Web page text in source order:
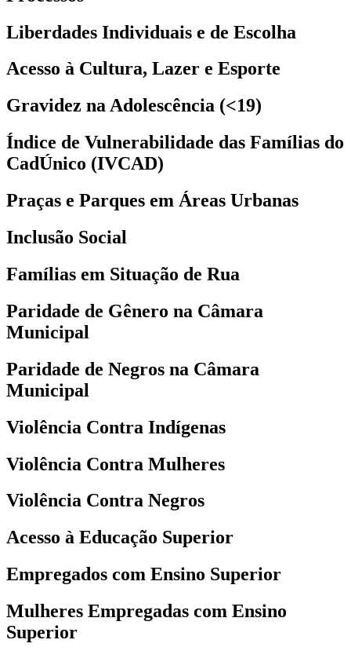
Liberdades Individuais e de Escolha
Acesso à Cultura, Lazer e Esporte
Gravidez na Adolescência (<19)
Índice de Vulnerabilidade das Famílias do
CadÚnico (IVCAD)
Praças e Parques em Áreas Urbanas
Inclusão Social
Famílias em Situação de Rua
Paridade de Gênero na Câmara
Municipal
Paridade de Negros na Câmara
Municipal
Violência Contra Indígenas
Violência Contra Mulheres
Violência Contra Negros
Acesso à Educação Superior
Empregados com Ensino Superior
Mulheres Empregadas com Ensino
Superior